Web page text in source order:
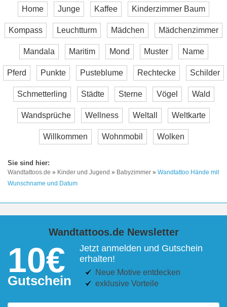
Home Junge Kaffee Kinderzimmer Baum
Kompass Leuchtturm Mädchen Mädchenzimmer
Mandala Maritim Mond Muster Name
Pferd Punkte Pusteblume Rechtecke Schilder
Schmetterling Städte Sterne Vögel Wald
Wandsprüche Wellness Weltall Weltkarte
Willkommen Wohnmobil Wolken
Wandtattoos.de » Kinder und Jugend » Babyzimmer » Wandtattoo Hände mit
Wunschname und Datum
Wandtattoos.de Newsletter
10€
Gutschein
Jetzt anmelden und Gutschein
erhalten!
Neue Motive entdecken
exklusive Vorteile